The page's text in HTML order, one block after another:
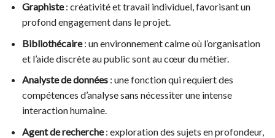
Graphiste: créativité et travail individuel, favorisant un
profond engagement dans le projet.
Bibliothécaire: un environnement calme où l’organisation
et l’aide discrète au public sont au cœur du métier.
Analyste de données: une fonction qui requiert des
compétences d’analyse sans nécessiter une intense
interaction humaine.
Agent de recherche: exploration des sujets en profondeur,